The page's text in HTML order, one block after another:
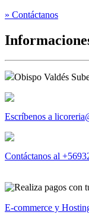
» Contáctanos
Obispo Valdés
Escríbenos a
Contáctanos al
E-commerce y